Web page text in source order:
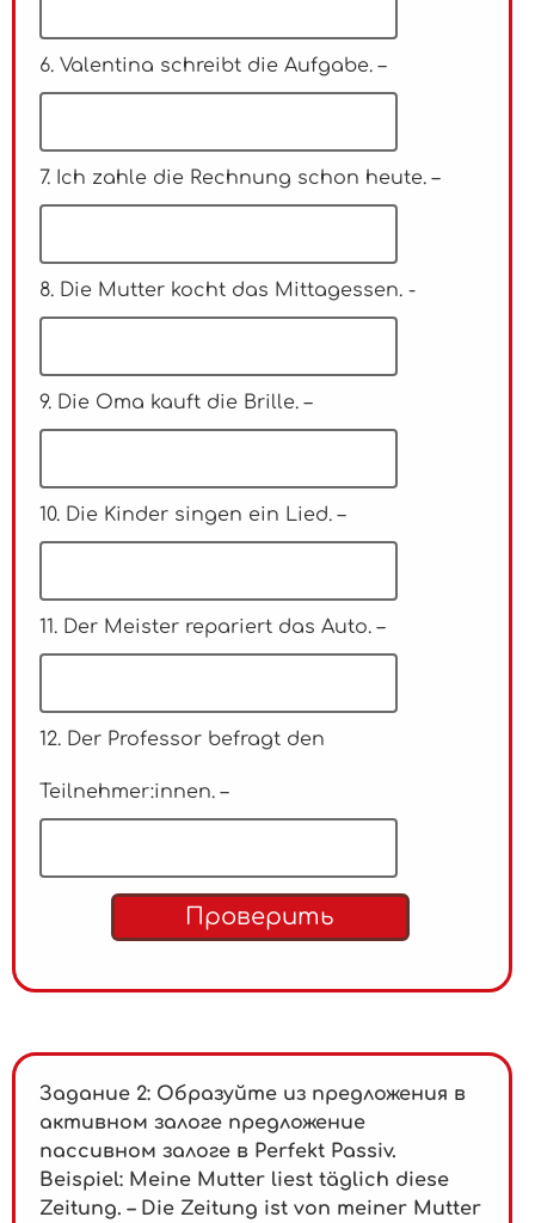
6. Valentina schreibt die Aufgabe. –
7. Ich zahle die Rechnung schon heute. –
8. Die Mutter kocht das Mittagessen. -
9. Die Oma kauft die Brille. –
10. Die Kinder singen ein Lied. –
11. Der Meister repariert das Auto. –
12. Der Professor befragt den
Teilnehmer:innen. –
Проверить
Задание 2: Образуйте из предложения в
активном залоге предложение
пассивном залоге в Perfekt Passiv.
Beispiel: Meine Mutter liest täglich diese
Zeitung. – Die Zeitung ist von meiner Mutter